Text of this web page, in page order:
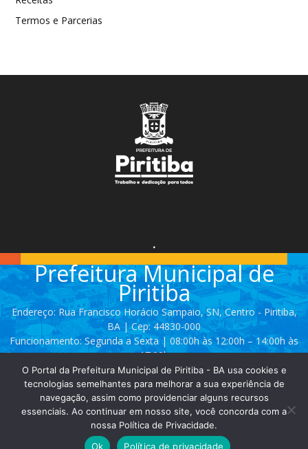
Termos e Parcerias
.
Prefeitura Municipal de
Piritiba
Endereço: Rua Francisco Horácio Sampaio, SN, Centro - Piritiba,
BA | Cep: 44830-000
Funcionamento: Segunda a Sexta | 08:00h às 12:00h – 14:00h às
17:00h
Telefone: (74) 3628 - 2111 / 3628 - 2153
Contato:comunicacao@piritiba.ba.gov.br
O Portal da Prefeitura Municipal de Piritiba - BA usa cookies e
tecnologias semelhantes para melhorar a sua experiência de
navegação, assim como providenciar alguns recursos
essenciais. Ao continuar em nosso site, você concorda com a
nossa Política de Privacidade.
Ok
Política de privacidade